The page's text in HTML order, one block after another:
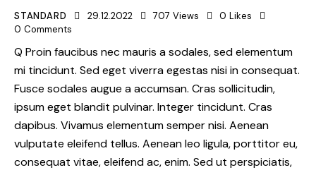
STANDARD 29.12.2022 707 Views 0 Likes
0 Comments
Q Proin faucibus nec mauris a sodales, sed elementum
mi tincidunt. Sed eget viverra egestas nisi in consequat.
Fusce sodales augue a accumsan. Cras sollicitudin,
ipsum eget blandit pulvinar. Integer tincidunt. Cras
dapibus. Vivamus elementum semper nisi. Aenean
vulputate eleifend tellus. Aenean leo ligula, porttitor eu,
consequat vitae, eleifend ac, enim. Sed ut perspiciatis,